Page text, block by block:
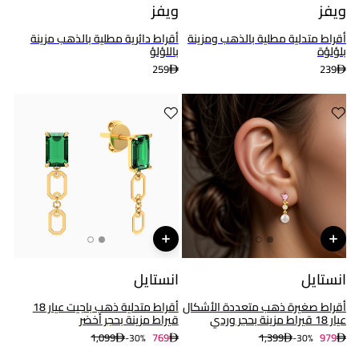
ويفز
أقراط متدلية مطلية بالذهب ومزينة
بلؤلؤة
239
ويفز
أقراط دائرية مطلية بالذهب مزينة
باللؤلؤ
259
انستايل
أقراط صغيرة ذهب متعددة الأشكال
عيار 18 قيراط مزينة بحجر وردي
1,399 30%- 979
انستايل
أقراط متدلية ذهب باجيت عيار 18
قيراط مزينة بحجر أخضر
1,099 30%- 769